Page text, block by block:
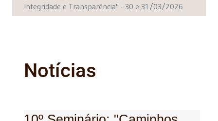
Integridade e Transparência" - 30 e 31/03/2026
Notícias